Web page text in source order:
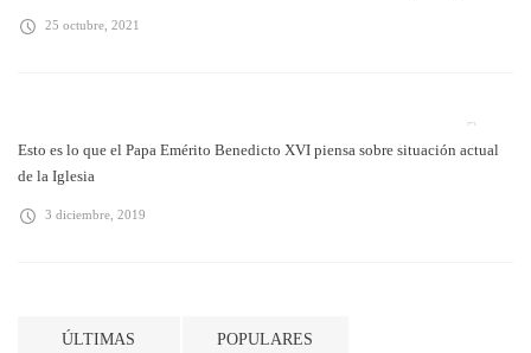
25 octubre, 2021
Esto es lo que el Papa Emérito Benedicto XVI piensa sobre situación actual
de la Iglesia
3 diciembre, 2019
ÚLTIMAS POPULARES